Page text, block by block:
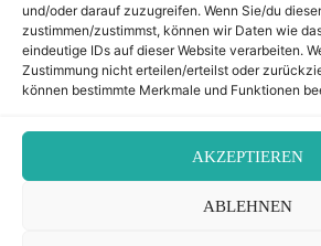
und/oder darauf zuzugreifen. Wenn Sie/du
zustimmen/zustimmst, können wir Daten wie
eindeutige IDs auf dieser Website verarbeiten.
Zustimmung nicht erteilen/erteilst oder
können bestimmte Merkmale und Funktionen
AKZEPTIEREN
ABLEHNEN
©2026 Der
Kontakt / Impressum
Back
to